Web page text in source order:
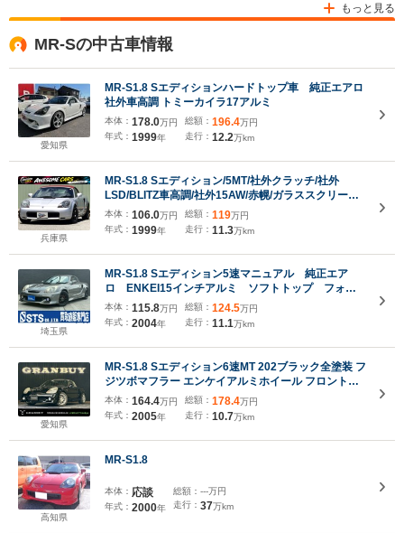
もっと見る
MR-Sの中古車情報
愛知県
MR-S1.8 Sエディションハードトップ車 純正エアロ
社外車高調 トミーカイラ17アルミ
本体： 178.0万円
年式： 1999年
総額： 196.4万円
走行： 12.2万km
兵庫県
MR-S1.8 Sエディション/5MT/社外クラッチ/社外
LSD/BLITZ車高調/社外15AW/赤幌/ガラススクリーン/
エアコン動作確認済み/カロッツェリアオーディ
オ/USB接続/ETC/キーレスエントリー/
本体： 106.0万円
年式： 1999年
総額： 119万円
走行： 11.3万km
埼玉県
MR-S1.8 Sエディション5速マニュアル 純正エア
ロ ENKEI15インチアルミ ソフトトップ フォグ
ランプ 社外ステアリング 社外ナビ フルセグ
TV Bluetooth接続 リモコンキー ETC車載器
ユーザー様直接仕入れ
本体： 115.8万円
年式： 2004年
総額： 124.5万円
走行： 11.1万km
愛知県
MR-S1.8 Sエディション6速MT 202ブラック全塗装 フ
ジツボマフラー エンケイアルミホイール フロントエ
アロ ETC ゴリラナビ ワンセグ ソフトトップ キーレ
スエントリー 助手席エアバック CD再生 フォグライ
ト エアコン パワーウィンドウ
本体： 164.4万円
年式： 2005年
総額： 178.4万円
走行： 10.7万km
高知県
MR-S1.8
本体： 応談
年式： 2000年
総額： ---万円
走行： 37万km